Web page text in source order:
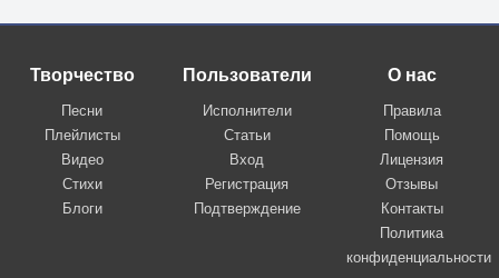
Творчество
Песни
Плейлисты
Видео
Стихи
Блоги
Пользователи
Исполнители
Статьи
Вход
Регистрация
Подтверждение
О нас
Правила
Помощь
Лицензия
Отзывы
Контакты
Политика
конфиденциальности